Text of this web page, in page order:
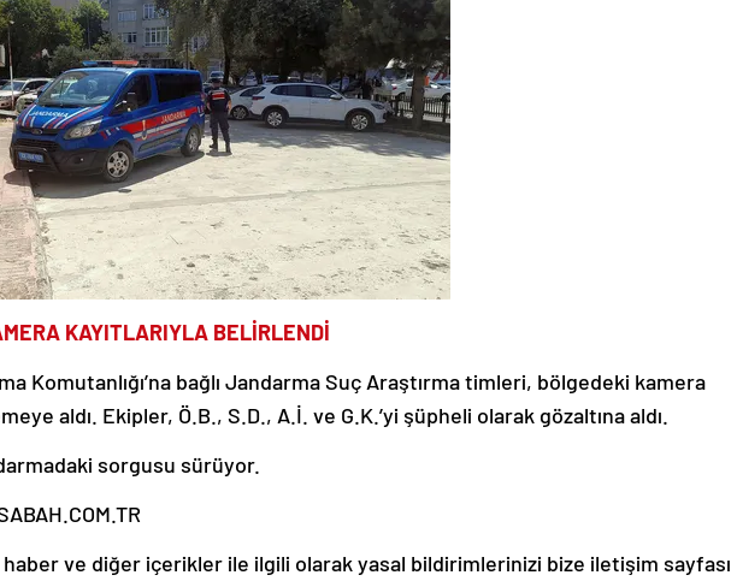
KAYITLARIYLA BELİRLENDİ
Komutanlığı’na bağlı Jandarma Suç Araştırma timleri, bölgedeki kamera
aldı. Ekipler, Ö.B., S.D., A.İ. ve G.K.’yi şüpheli olarak gözaltına aldı.
sorgusu sürüyor.
haber ve diğer içerikler ile ilgili olarak yasal bildirimlerinizi bize iletişim sayfası